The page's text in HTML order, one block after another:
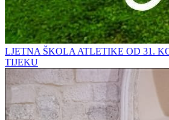
LJETNA ŠKOLA ATLETIKE OD 31.
TIJEKU